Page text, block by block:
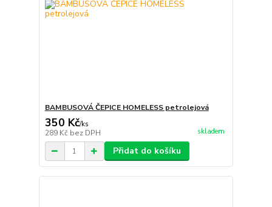
BAMBUSOVÁ ČEPICE HOMELESS petrolejová
350 Kč/ks
289 Kč bez DPH skladem
Přidat do košíku